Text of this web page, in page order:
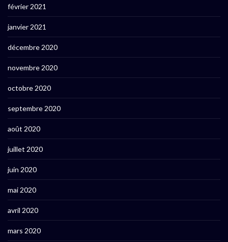
février 2021
janvier 2021
décembre 2020
novembre 2020
octobre 2020
septembre 2020
août 2020
juillet 2020
juin 2020
mai 2020
avril 2020
mars 2020